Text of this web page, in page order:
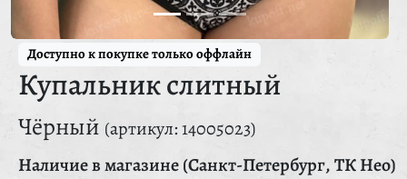
Доступно к покупке только оффлайн
Купальник слитный
Чёрный (артикул: 14005023)
Наличие в магазине (Санкт-Петербург, ТК Нео)